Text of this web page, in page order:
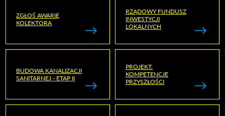
ZGŁOŚ AWARIĘ
KOLEKTORA
RZĄDOWY FUNDUSZ
INWESTYCJI
LOKALNYCH
BUDOWA KANALIZACJI
SANITARNEJ - ETAP II
PROJEKT:
KOMPETENCJE
PRZYSZŁOŚCI